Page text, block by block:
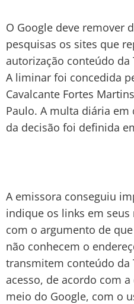
O Google deve remover
pesquisas os sites que
autorização conteúdo da
A liminar foi concedida
Cavalcante Fortes
Paulo. A multa diária
da decisão foi definida
A emissora conseguiu
indique os links em seus
com o argumento de
não conhecem o
transmitem conteúdo da
acesso, de acordo com
meio do Google, com o